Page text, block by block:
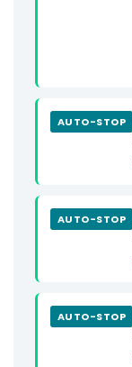
AUTO-STOP
AUTO-STOP
AUTO-STOP